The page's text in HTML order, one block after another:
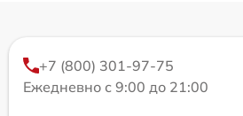
+7 (800) 301-97-75
Ежедневно с 9:00 до 21:00